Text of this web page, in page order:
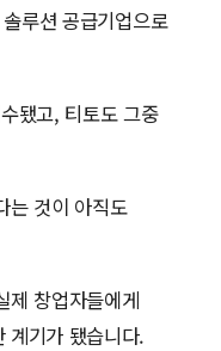
루션 공급기업으로
됐고, 티토도 그중
는 것이 아직도
제 창업자들에게
계기가 됐습니다.